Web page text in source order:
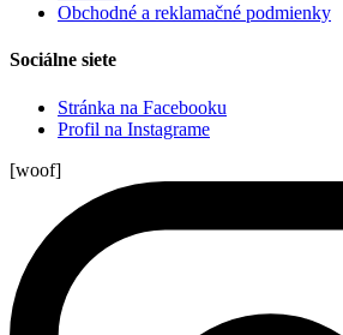
Obchodné a reklamačné podmienky
Sociálne siete
Stránka na Facebooku
Profil na Instagrame
[woof]